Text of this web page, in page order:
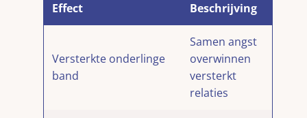
Effect Beschrijving
Versterkte onderlinge
band
Samen angst
overwinnen
versterkt
relaties